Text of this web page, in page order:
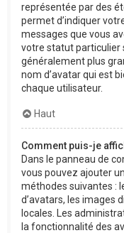
représentée par des
permet d’indiquer
messages que vous
votre statut particulier
généralement plus
nom d’avatar qui est
chaque utilisateur.
Haut
Comment puis-je
Dans le panneau de
vous pouvez ajouter
méthodes suivantes :
d’avatars, les images
locales. Les
la fonctionnalité des